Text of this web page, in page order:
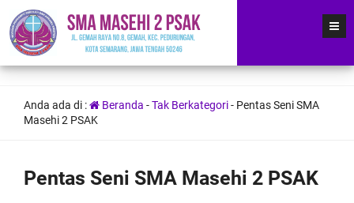
Anda ada di : Beranda -Tak Berkategori- Pentas Seni SMA
Masehi 2 PSAK
Pentas Seni SMA Masehi 2 PSAK